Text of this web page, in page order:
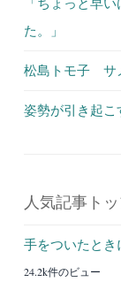
た。」
松島トモ子 サ
姿勢が引き起
人気記事ト
手をついたとき
24.2k件のビュー